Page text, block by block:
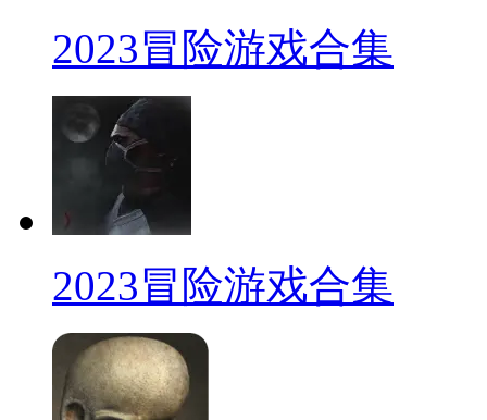
2023冒险游戏合集
2023冒险游戏合集